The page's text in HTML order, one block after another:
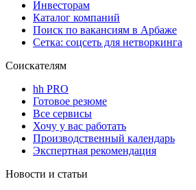
Инвесторам
Каталог компаний
Поиск по вакансиям в Арбаже
Сетка: соцсеть для нетворкинга
Соискателям
hh PRO
Готовое резюме
Все сервисы
Хочу у вас работать
Производственный календарь
Экспертная рекомендация
Новости и статьи